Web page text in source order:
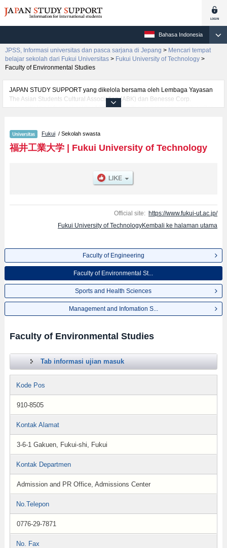
Bahasa Indonesia
JPSS, Informasi universitas dan pasca sarjana di Jepang > Mencari tempat
belajar sekolah dari Fukui Universitas > Fukui University of Technology >
Faculty of Environmental Studies
JAPAN STUDY SUPPORT yang dikelola bersama oleh Lembaga Yayasan
The Asian Students Cultural Association (ABK) dan Benesse Corp.
menyediakan informasi sekitar 1300 universitas, pascasarjana, universitas
mencakup informasi per fakultas seperti Fakultas Faculty of
EngineeringatauFakultas Faculty of Environmental StudiesatauFakultas
Sports and Health SciencesatauFakultas Management and Infomation
mancanegara seperti kuota untuk jumlah pendaftar dan jumlah kelulusan
ujian masuk mahasiswa(i) mancanegara, informasi mengenai ujian masuk,
Fukui / Sekolah swasta
福井工業大学| Fukui University of Technology
Official site: https://www.fukui-ut.ac.jp/
Fukui University of TechnologyKembali ke halaman utama
Faculty of Engineering
Faculty of Environmental St...
Sports and Health Sciences
Management and Infomation S...
Faculty of Environmental Studies
Tab informasi ujian masuk
Kode Pos
910-8505
Kontak Alamat
3-6-1 Gakuen, Fukui-shi, Fukui
Kontak Departmen
Admission and PR Office, Admissions Center
No.Telepon
0776-29-7871
No. Fax